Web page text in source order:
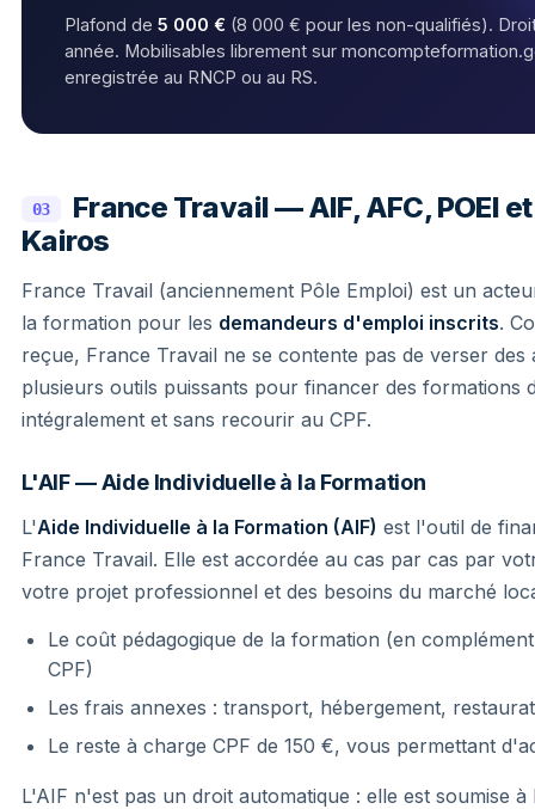
Plafond de 5 000 € (8 000 € pour les non-qualifiés).
année. Mobilisables librement sur
enregistrée au RNCP ou au RS.
03
France Travail — AIF, AFC, POEI
Kairos
France Travail (anciennement Pôle Emploi) est un
la formation pour les demandeurs d'emploi inscrits.
reçue, France Travail ne se contente pas de verser des
plusieurs outils puissants pour financer des formations
intégralement et sans recourir au CPF.
L'AIF — Aide Individuelle à la Formation
L'Aide Individuelle à la Formation (AIF) est l'outil de
France Travail. Elle est accordée au cas par cas par
votre projet professionnel et des besoins du marché
Le coût pédagogique de la formation (en
CPF)
Les frais annexes : transport, hébergement,
Le reste à charge CPF de 150 €, vous permettant
L'AIF n'est pas un droit automatique : elle est soumise